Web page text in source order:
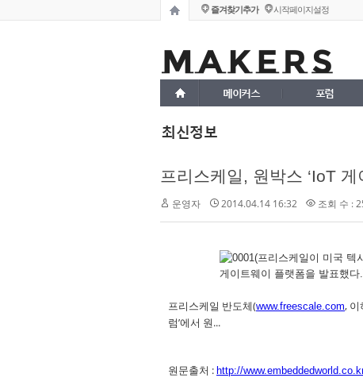
즐겨찾기추가 시작페이지설정
메이커스 포럼
최신정보
프리스케일, 원박스 ‘IoT
운영자 2014.04.14 16:32 조회 수 :
프리스케일 반도체(www.freescale.com, 이
럼’에서 원...
원문출처 : http://